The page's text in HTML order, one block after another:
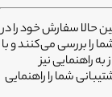
حالا سفارش خود را در
را بررسی می‌کنند و با
راهنمایی نیز
شما را راهنمایی